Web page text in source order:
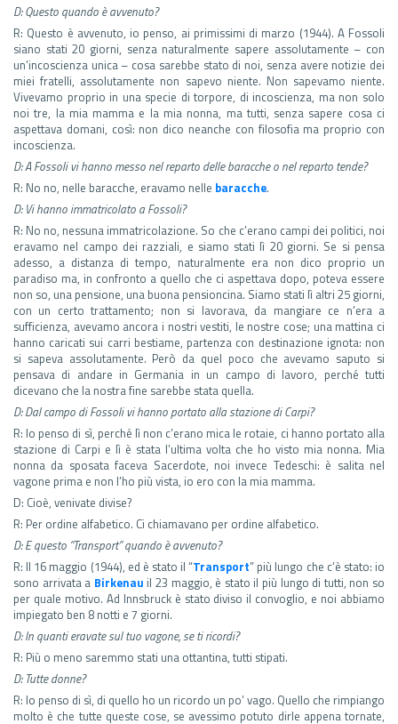
D: Questo quando è avvenuto?
R: Questo è avvenuto, io penso, ai primissimi di marzo (1944). A Fossoli
siano stati 20 giorni, senza naturalmente sapere assolutamente – con
un’incoscienza unica – cosa sarebbe stato di noi, senza avere notizie dei
miei fratelli, assolutamente non sapevo niente. Non sapevamo niente.
Vivevamo proprio in una specie di torpore, di incoscienza, ma non solo
noi tre, la mia mamma e la mia nonna, ma tutti, senza sapere cosa ci
aspettava domani, così: non dico neanche con filosofia ma proprio con
incoscienza.
D: A Fossoli vi hanno messo nel reparto delle baracche o nel reparto tende?
R: No no, nelle baracche, eravamo nelle baracche.
D: Vi hanno immatricolato a Fossoli?
R: No no, nessuna immatricolazione. So che c’erano campi dei politici, noi
eravamo nel campo dei razziali, e siamo stati lì 20 giorni. Se si pensa
adesso, a distanza di tempo, naturalmente era non dico proprio un
paradiso ma, in confronto a quello che ci aspettava dopo, poteva essere
non so, una pensione, una buona pensioncina. Siamo stati lì altri 25 giorni,
con un certo trattamento; non si lavorava, da mangiare ce n’era a
sufficienza, avevamo ancora i nostri vestiti, le nostre cose; una mattina ci
hanno caricati sui carri bestiame, partenza con destinazione ignota: non
si sapeva assolutamente. Però da quel poco che avevamo saputo si
pensava di andare in Germania in un campo di lavoro, perché tutti
dicevano che la nostra fine sarebbe stata quella.
D: Dal campo di Fossoli vi hanno portato alla stazione di Carpi?
R: Io penso di sì, perché lì non c’erano mica le rotaie, ci hanno portato alla
stazione di Carpi e lì è stata l’ultima volta che ho visto mia nonna. Mia
nonna da sposata faceva Sacerdote, noi invece Tedeschi: è salita nel
vagone prima e non l’ho più vista, io ero con la mia mamma.
D: Cioè, venivate divise?
R: Per ordine alfabetico. Ci chiamavano per ordine alfabetico.
D: E questo “Transport” quando è avvenuto?
R: Il 16 maggio (1944), ed è stato il “Transport” più lungo che c’è stato: io
sono arrivata a Birkenau il 23 maggio, è stato il più lungo di tutti, non so
per quale motivo. Ad Innsbruck è stato diviso il convoglio, e noi abbiamo
impiegato ben 8 notti e 7 giorni.
D: In quanti eravate sul tuo vagone, se ti ricordi?
R: Più o meno saremmo stati una ottantina, tutti stipati.
D: Tutte donne?
R: Io penso di sì, di quello ho un ricordo un po’ vago. Quello che rimpiango
molto è che tutte queste cose, se avessimo potuto dirle appena tornate,